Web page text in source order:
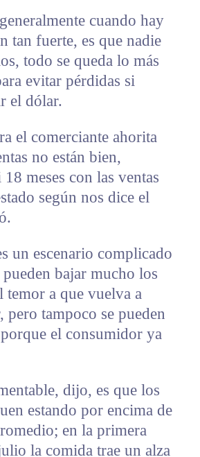
cuando hay
tan fuerte, es que nadie
todo se queda lo más
evitar pérdidas si
el dólar.
el comerciante ahorita
no están bien,
meses con las ventas
según nos dice el
un escenario complicado
bajar mucho los
temor a que vuelva a
pero tampoco se pueden
el consumidor ya
dijo, es que los
estando por encima de
en la primera
la comida trae un alza